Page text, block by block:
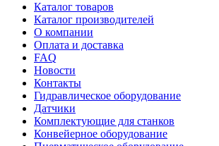
Каталог товаров
Каталог производителей
О компании
Оплата и доставка
FAQ
Новости
Контакты
Гидравлическое оборудование
Датчики
Комплектующие для станков
Конвейерное оборудование